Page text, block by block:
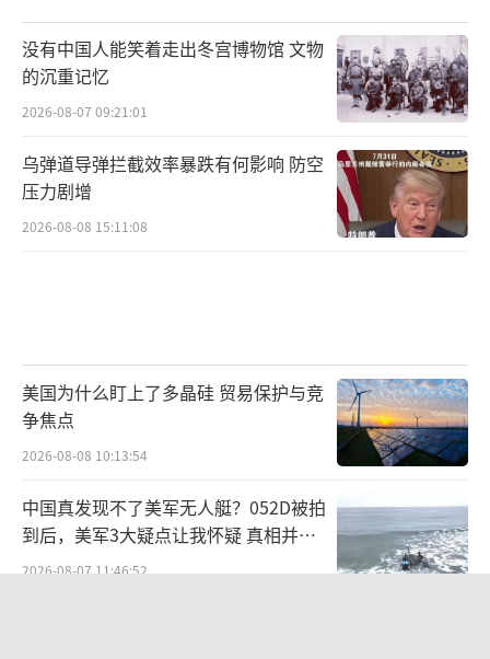
没有中国人能笑着走出冬宫博物馆 文物
的沉重记忆
2026-08-07 09:21:01
乌弹道导弹拦截效率暴跌有何影响 防空
压力剧增
2026-08-08 15:11:08
美国为什么盯上了多晶硅 贸易保护与竞
争焦点
2026-08-08 10:13:54
中国真发现不了美军无人艇？052D被拍
到后，美军3大疑点让我怀疑 真相并非
如此
2026-08-07 11:46:52